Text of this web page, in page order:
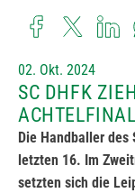
02. Okt. 2024
SC DHFK
Die Handballer des
letzten 16. Im
setzten sich die